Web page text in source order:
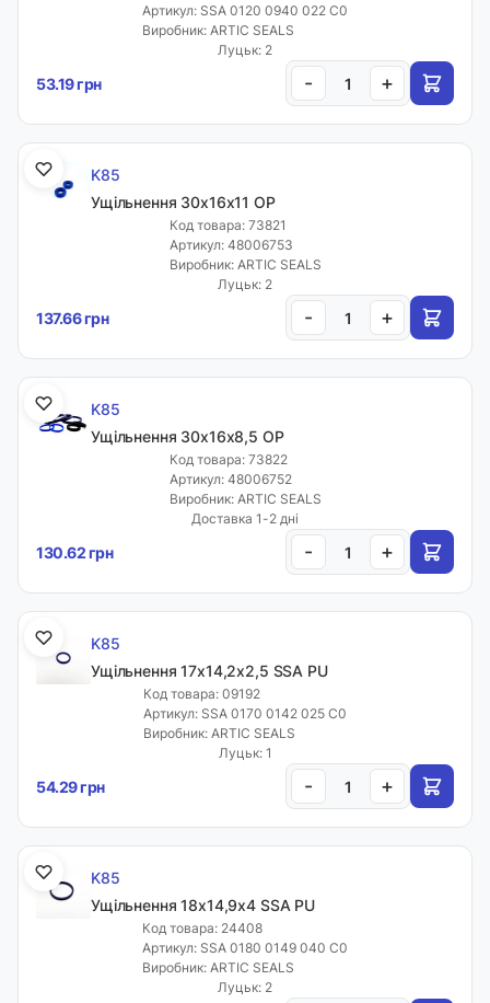
Артикул: SSA 0120 0940 022 C0
Виробник: ARTIC SEALS
Луцьк: 2
53.19 грн - +
K85
Ущільнення 30х16х11 OP
Код товара: 73821
Артикул: 48006753
Виробник: ARTIC SEALS
Луцьк: 2
137.66 грн - +
K85
Ущільнення 30х16х8,5 OP
Код товара: 73822
Артикул: 48006752
Виробник: ARTIC SEALS
Доставка 1-2 дні
130.62 грн - +
K85
Ущільнення 17х14,2х2,5 SSA PU
Код товара: 09192
Артикул: SSA 0170 0142 025 C0
Виробник: ARTIC SEALS
Луцьк: 1
54.29 грн - +
K85
Ущільнення 18х14,9х4 SSA PU
Код товара: 24408
Артикул: SSA 0180 0149 040 C0
Виробник: ARTIC SEALS
Луцьк: 2